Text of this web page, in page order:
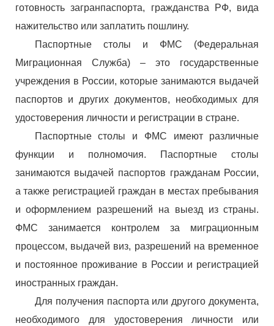
готовность загранпаспорта, гражданства РФ, вида
нажительство или заплатить пошлину.
Паспортные столы и ФМС (Федеральная
Миграционная Служба) – это государственные
учреждения в России, которые занимаются выдачей
паспортов и других документов, необходимых для
удостоверения личности и регистрации в стране.
Паспортные столы и ФМС имеют различные
функции и полномочия. Паспортные столы
занимаются выдачей паспортов гражданам России,
а также регистрацией граждан в местах пребывания
и оформлением разрешений на выезд из страны.
ФМС занимается контролем за миграционным
процессом, выдачей виз, разрешений на временное
и постоянное проживание в России и регистрацией
иностранных граждан.
Для получения паспорта или другого документа,
необходимого для удостоверения личности или